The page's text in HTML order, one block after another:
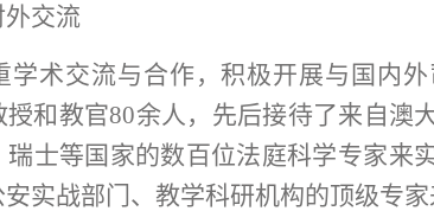
外交流
学术交流与合作，积极开展与国内
授和教官80余人，先后接待了来自澳
士等国家的数百位法庭科学专家来
实战部门、 教学科研机构的顶级专家